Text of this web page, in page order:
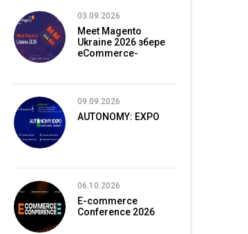
03.09.2026
Meet Magento
Ukraine 2026 збере
eCommerce-
09.09.2026
AUTONOMY: EXPO
06.10.2026
E-commerce
Conference 2026